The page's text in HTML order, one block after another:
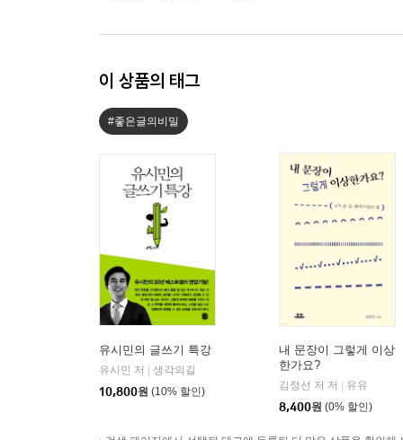
이 상품의 태그
#좋은글의비밀
유시민의 글쓰기 특강
유시민 저 | 생각의길
10,800원 (10% 할인)
내 문장이 그렇게 이상
한가요?
김정선 저 저 | 유유
8,400원 (0% 할인)